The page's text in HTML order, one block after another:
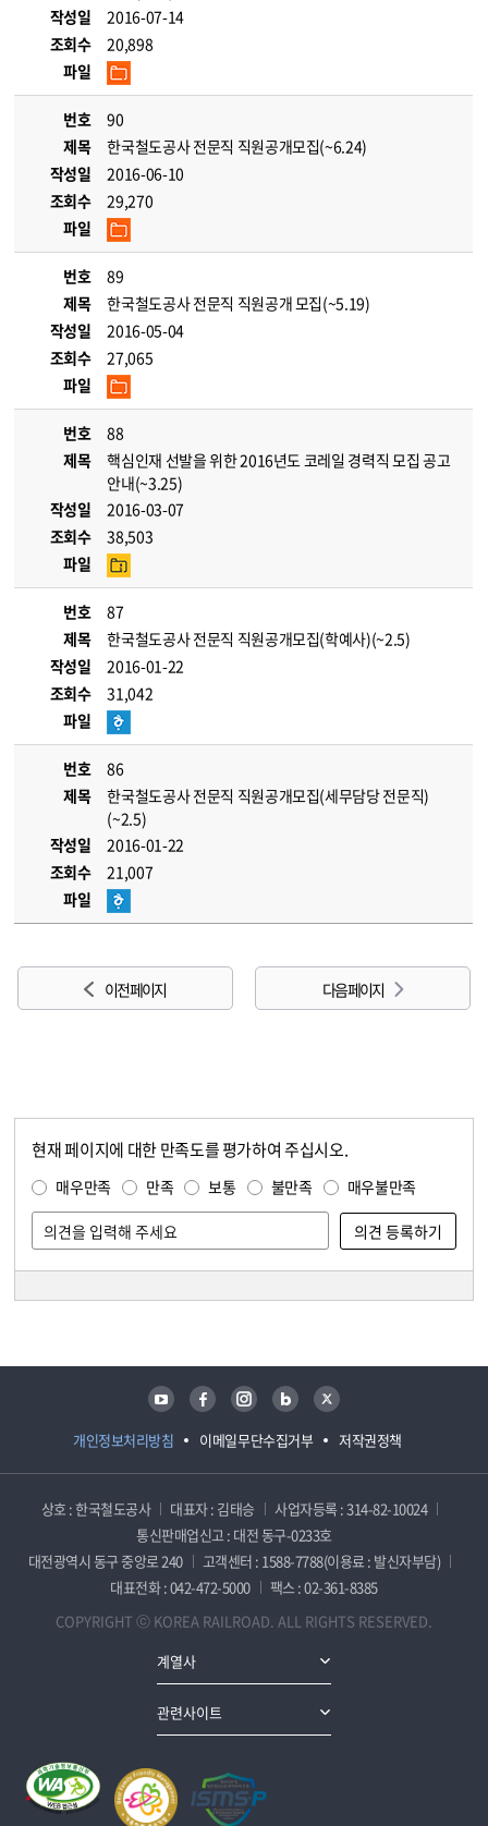
작성일
2016-07-14
조회수
20,898
파일
번호
90
제목
한국철도공사 전문직 직원공개모집(~6.24)
작성일
2016-06-10
조회수
29,270
파일
번호
89
제목
한국철도공사 전문직 직원공개 모집(~5.19)
작성일
2016-05-04
조회수
27,065
파일
번호
88
제목
핵심인재 선발을 위한 2016년도 코레일 경력직 모집 공고
안내(~3.25)
작성일
2016-03-07
조회수
38,503
파일
번호
87
제목
한국철도공사 전문직 직원공개모집(학예사)(~2.5)
작성일
2016-01-22
조회수
31,042
파일
번호
86
제목
한국철도공사 전문직 직원공개모집(세무담당 전문직)
(~2.5)
작성일
2016-01-22
조회수
21,007
파일
이전 페이지 다음 페이지
현재 페이지에 대한 만족도를 평가하여 주십시오.
매우만족 만족 보통 불만족 매우불만족
개인정보처리방침 이메일무단수집거부 저작권정책
유튜브 페이스북 인스타그램 블로그 트위터
상호 : 한국철도공사 대표자 : 김태승
사업자등록 : 314-82-10024
통신판매업신고 : 대전 동구-0233호
대전광역시 동구 중앙로 240
고객센터 : 1588-7788(이용료 : 발신자부담)
대표전화 : 042-472-5000
팩스 : 02-361-8385
COPYRIGHT ⓒ KOREA RAILROAD. ALL RIGHTS RESERVED.
계열사
관련사이트